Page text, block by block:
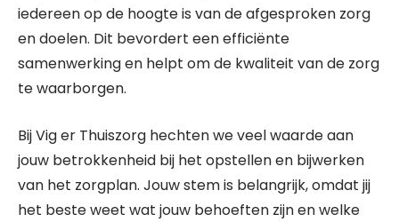
iedereen op de hoogte is van de afgesproken zorg
en doelen. Dit bevordert een efficiënte
samenwerking en helpt om de kwaliteit van de zorg
te waarborgen.
Bij Vig er Thuiszorg hechten we veel waarde aan
jouw betrokkenheid bij het opstellen en bijwerken
van het zorgplan. Jouw stem is belangrijk, omdat jij
het beste weet wat jouw behoeften zijn en welke